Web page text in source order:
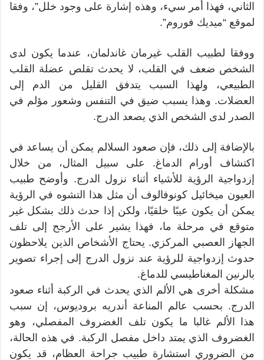
الثاني، فهذا أمر سيء، وهذه إشارة على وجود خلل”، وفقا
لموقع “ميديك فوروم”.
ووفقا لطبيب القلب غيرمان غاندلمان، عندما يكون لدى
الشخص ضعف في القلب، لا يحدث تقلص عضلة القلب
الطبيعي، ولهذا السبب يتدفق القليل من الدم إلى
العضلات. وهذا يسبب ضيق في التنفس وشعور مؤلم في
الصدر لدى الشخص الذي يصعد الدرج.
بالإضافة إلى ذلك، فإن صعود السلالم يمكن أن يساعد في
اكتشاف أورام الدماغ. على سبيل المثال، من خلال
إزدواجية الرؤية للأشياء أثناء نزول الدرج. وأوضح طبيب
العيون ميخائيل كونوفالوف أن مثل هذا التشوه في الرؤية
يمكن أن يكون عيبًا خلقيًا، ولكن إذا حدث ذلك بشكل غير
متوقع في مرحلة ما، فهذا يشير على الأرجح إلى تلف
الجهاز العصبي المركزي. يحتاج الأشخاص الذين يلاحظون
حدوث إزدواجية للرؤية عند نزول الدرج إلى إجراء تصوير
بالرنين المغناطيسي للدماغ.
مشكلة أخرى هي الألم الذي يحدث في الركبة أثناء صعود
الدرج. بحسب عالم المناعة أندريه بروديوس، إن سبب
هذا الألم غالبا ما يكون تلف الغضروف المفصلي، وهو
الغضروف الذي يمتد داخل مفصل الركبة. في هذه الحالة،
من الضروري استشارة طبيب جراحة العظام، قد يكون